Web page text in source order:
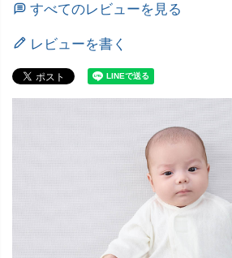
すべてのレビューを見る
レビューを書く